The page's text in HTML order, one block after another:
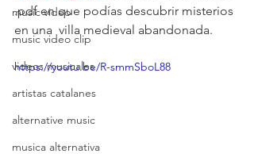
music video
music video clip
videos musicales
artistas catalanes
alternative music
musica alternativa
.pdf en que podías descubrir misterios
en una  villa medieval abandonada.
https://youtu.be/R-smmSboL88